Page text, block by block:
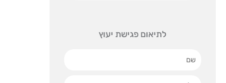
לתיאום פגישת יעוץ
שם